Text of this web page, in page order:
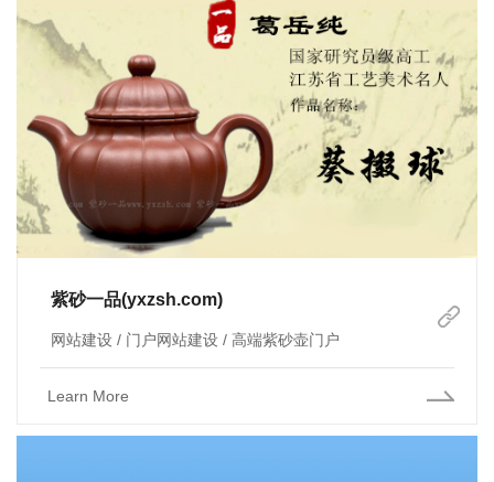
紫砂一品(yxzsh.com)
网站建设 / 门户网站建设 / 高端紫砂壶门户
Learn More